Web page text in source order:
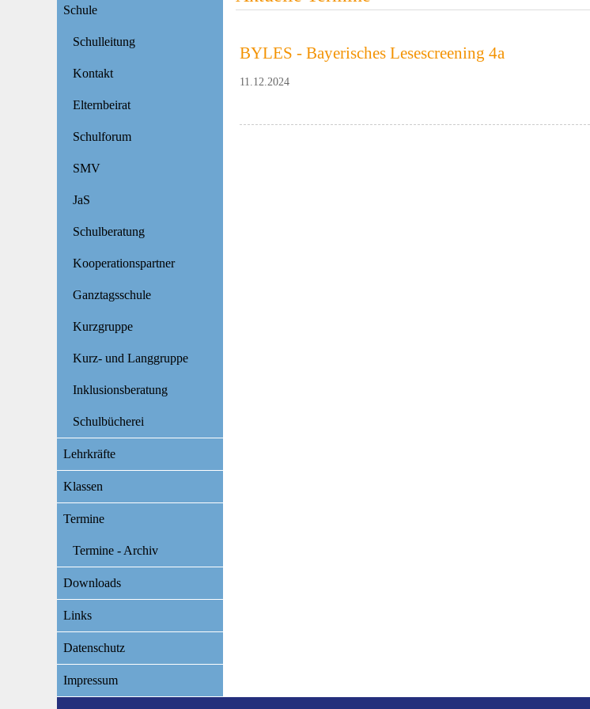
BYLES - Bayerisches Lesescreening 4a
11.12.2024
Schule
Schulleitung
Kontakt
Elternbeirat
Schulforum
SMV
JaS
Schulberatung
Kooperationspartner
Ganztagsschule
Kurzgruppe
Kurz- und Langgruppe
Inklusionsberatung
Schulbücherei
Lehrkräfte
Klassen
Termine
Termine - Archiv
Downloads
Links
Datenschutz
Impressum